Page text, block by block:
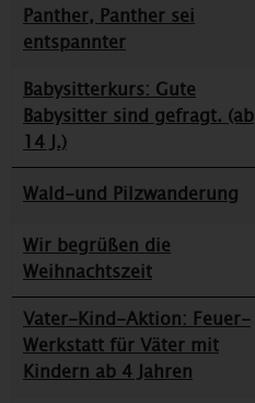
Panther, Panther sei
entspannter
Babysitterkurs: Gute
Babysitter sind gefragt. (ab
14 J.)
Wald-und Pilzwanderung
Wir begrüßen die
Weihnachtszeit
Vater-Kind-Aktion: Feuer-
Werkstatt für Väter mit
Kindern ab 4 Jahren